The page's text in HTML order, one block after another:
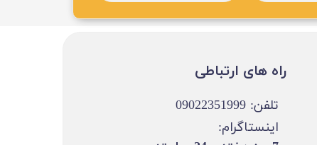
تلفن: 09022351999
اینستاگرام:
​​راه های ارتباطی